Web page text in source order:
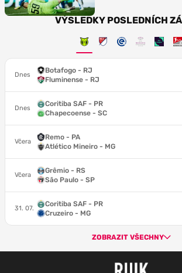
VÝSLEDKY POSLEDNÍCH
Dnes
Botafogo - RJ
Fluminense - RJ
Dnes
Coritiba SAF - PR
Chapecoense - SC
Včera
Remo - PA
Atlético Mineiro - MG
Včera
Grêmio - RS
São Paulo - SP
31. 07.
Coritiba SAF - PR
Cruzeiro - MG
ZOBRAZIT VŠECHNY